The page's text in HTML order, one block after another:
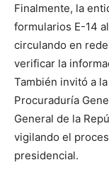
Finalmente, la
formularios E-14
circulando en
verificar la
También invitó a
Procuraduría
General de la
vigilando el
presidencial.